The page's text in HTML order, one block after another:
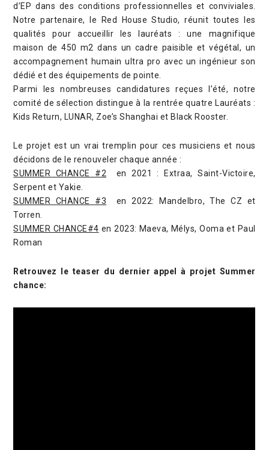
d’EP dans des conditions professionnelles et conviviales.
Notre partenaire, le Red House Studio, réunit toutes les
qualités pour accueillir les lauréats : une magnifique
maison de 450 m2 dans un cadre paisible et végétal, un
accompagnement humain ultra pro avec un ingénieur son
dédié et des équipements de pointe.
Parmi les nombreuses candidatures reçues l’été, notre
comité de sélection distingue à la rentrée quatre Lauréats :
Kids Return, LUNAR, Zoe’s Shanghai et Black Rooster.
Le projet est un vrai tremplin pour ces musiciens et nous
décidons de le renouveler chaque année :
SUMMER CHANCE #2
en 2021 : Extraa, Saint-Victoire,
Serpent et Yakie.
SUMMER CHANCE #3 en 2022: Mandelbro, The CZ et
Torren.
SUMMER CHANCE#4 en 2023: Maeva, Mélys, Ooma et Paul
Roman
Retrouvez le teaser du dernier appel à projet Summer
chance: